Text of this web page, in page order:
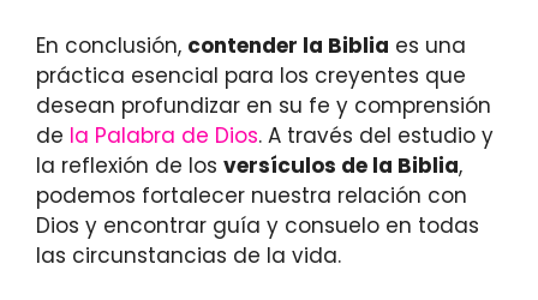
En conclusión, contender la Biblia es una
práctica esencial para los creyentes que
desean profundizar en su fe y comprensión
de la Palabra de Dios. A través del estudio y
la reflexión de los versículos de la Biblia,
podemos fortalecer nuestra relación con
Dios y encontrar guía y consuelo en todas
las circunstancias de la vida.